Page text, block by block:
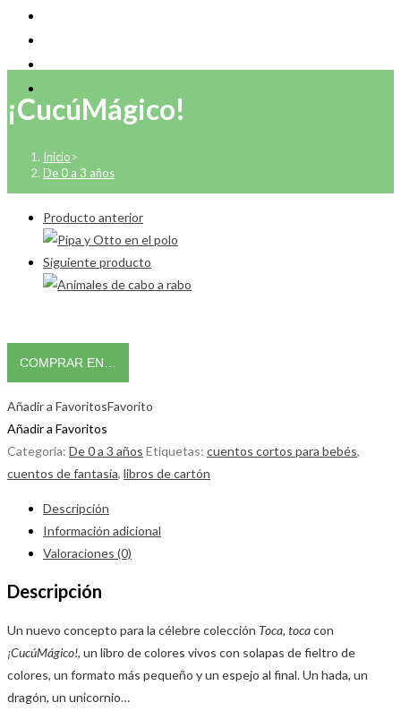
¡CucúMágico!
Inicio>
De 0 a 3 años
Producto anterior
Siguiente producto
COMPRAR EN…
Añadir a FavoritosFavorito
Añadir a Favoritos
Categoría: De 0 a 3 años Etiquetas: cuentos cortos para bebés,
cuentos de fantasía, libros de cartón
Descripción
Información adicional
Valoraciones (0)
Descripción
Un nuevo concepto para la célebre colección Toca, tocacon
¡CucúMágico!, un libro de colores vivos con solapas de fieltro de
colores, un formato más pequeño y un espejo al final. Un hada, un
dragón, un unicornio…